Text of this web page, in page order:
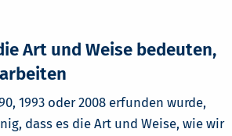
Art und Weise bedeuten,
1993 oder 2008 erfunden wurde,
dass es die Art und Weise, wie wir